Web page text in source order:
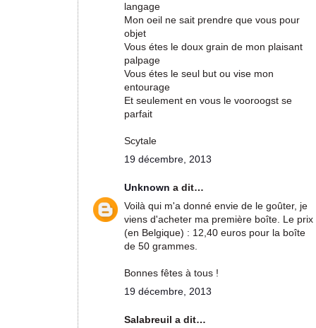
langage
Mon oeil ne sait prendre que vous pour
objet
Vous étes le doux grain de mon plaisant
palpage
Vous étes le seul but ou vise mon
entourage
Et seulement en vous le vooroogst se
parfait
Scytale
19 décembre, 2013
Unknown a dit…
Voilà qui m'a donné envie de le goûter, je
viens d'acheter ma première boîte. Le prix
(en Belgique) : 12,40 euros pour la boîte
de 50 grammes.
Bonnes fêtes à tous !
19 décembre, 2013
Salabreuil a dit…